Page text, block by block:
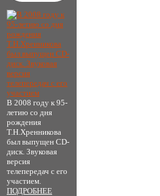
В 2008 году к 95-
летию со дня
рождения
Т.Н.Хренникова
был выпущен CD-
диск. Звуковая
версия
телепередач с его
участием.
ПОДРОБНЕЕ